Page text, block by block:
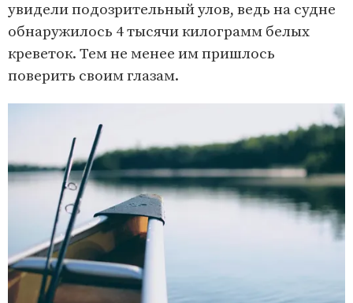
увидели подозрительный улов, ведь на судне
обнаружилось 4 тысячи килограмм белых
креветок. Тем не менее им пришлось
поверить своим глазам.